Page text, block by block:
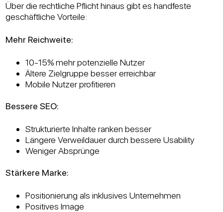
Über die rechtliche Pflicht hinaus gibt es handfeste
geschäftliche Vorteile:
Mehr Reichweite:
10-15% mehr potenzielle Nutzer
Ältere Zielgruppe besser erreichbar
Mobile Nutzer profitieren
Bessere SEO:
Strukturierte Inhalte ranken besser
Längere Verweildauer durch bessere Usability
Weniger Absprünge
Stärkere Marke:
Positionierung als inklusives Unternehmen
Positives Image